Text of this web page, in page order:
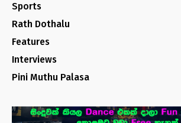
Sports
Rath Dothalu
Features
Interviews
Pini Muthu Palasa